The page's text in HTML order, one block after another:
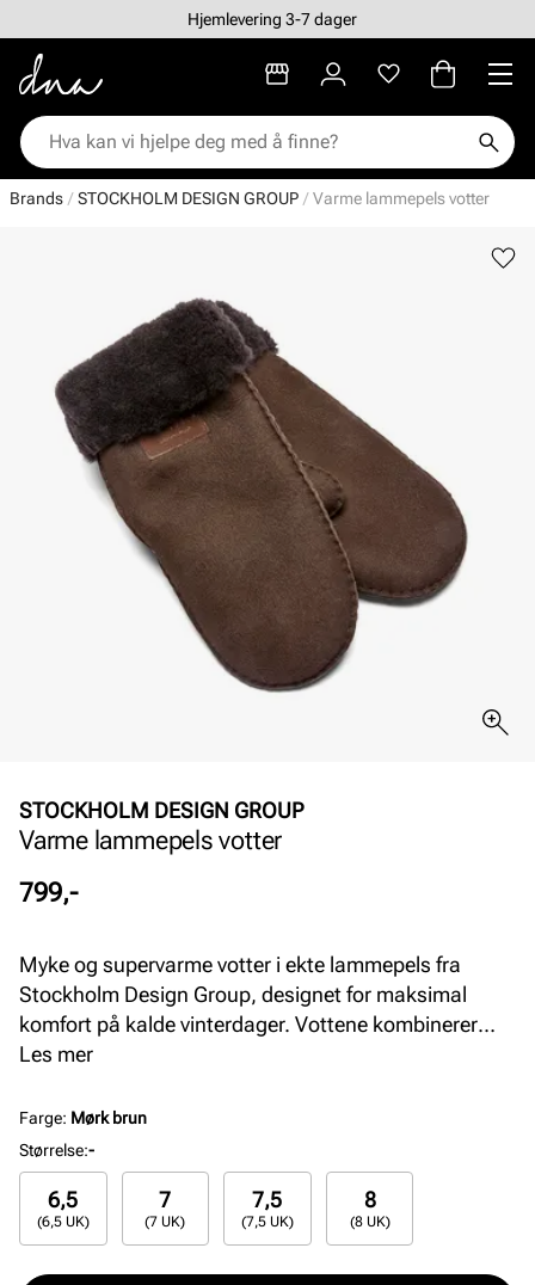
Hjemlevering 3-7 dager
Brands STOCKHOLM DESIGN GROUP Varme lammepels votter
STOCKHOLM DESIGN GROUP
Varme lammepels votter
Pris
799,-
Myke og supervarme votter i ekte lammepels fra
Stockholm Design Group, designet for maksimal
komfort på kalde vinterdager. Vottene kombinerer
eksklusiv kvalitet med et tidløst og stilrent uttrykk.
varme, samtidig som vottene føles lette og gode i
bruk. Finnes i flere fine farger: sort, yellow og mørk
brun – slik at du enkelt kan finne din favoritt.
Les mer
Farge: Mørk brun
Størrelse:-
6,5
(6,5 UK)
7
(7 UK)
7,5
(7,5 UK)
8
(8 UK)